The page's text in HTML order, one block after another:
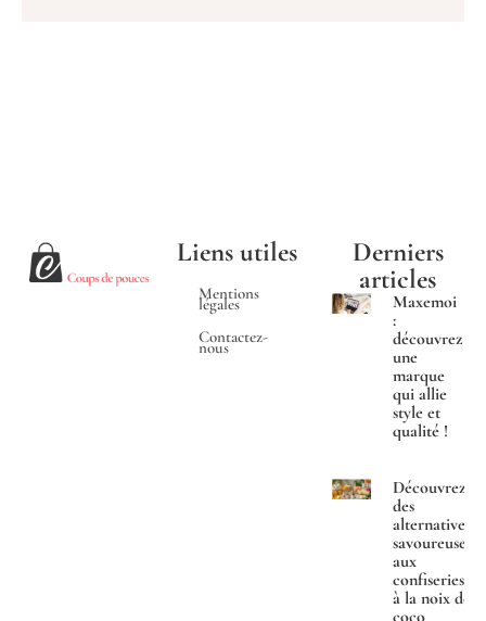
Liens utiles
Mentions
légales
Contactez-
nous
Derniers
articles
Maxemoi
:
découvrez
une
marque
qui allie
style et
qualité !
Découvrez
des
alternatives
savoureuses
aux
confiseries
à la noix de